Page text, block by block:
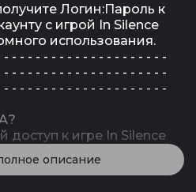
Логин:Пароль к
с игрой In Silence
использования.
- - - - - - - - - - - - - - - - - - - -
- - - - - - - - - - - - - - - - - - - -
- - - - - - - - - - - - - - - - - - - -
к игре In Silence
игры.
описание